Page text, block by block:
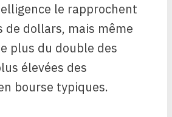
le rapprochent
de dollars, mais même
plus du double des
élevées des
bourse typiques.